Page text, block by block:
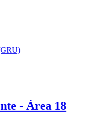
- Área 18